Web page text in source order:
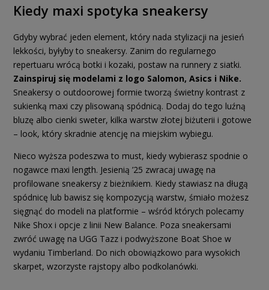
Kiedy maxi spotyka sneakersy
Gdyby wybrać jeden element, który nada stylizacji na jesień
lekkości, byłyby to sneakersy. Zanim do regularnego
repertuaru wrócą botki i kozaki, postaw na runnery z siatki.
Zainspiruj się modelami z logo Salomon, Asics i Nike.
Sneakersy o outdoorowej formie tworzą świetny kontrast z
sukienką maxi czy plisowaną spódnicą. Dodaj do tego luźną
bluzę albo cienki sweter, kilka warstw złotej biżuterii i gotowe
– look, który skradnie atencję na miejskim wybiegu.
Nieco wyższa podeszwa to must, kiedy wybierasz spodnie o
nogawce maxi length. Jesienią ’25 zwracaj uwagę na
profilowane sneakersy z bieżnikiem. Kiedy stawiasz na długą
spódnicę lub bawisz się kompozycją warstw, śmiało możesz
sięgnąć do modeli na platformie – wśród których polecamy
Nike Shox i opcje z linii New Balance. Poza sneakersami
zwróć uwagę na UGG Tazz i podwyższone Boat Shoe w
wydaniu Timberland. Do nich obowiązkowo para wysokich
skarpet, wzorzyste rajstopy albo podkolanówki.